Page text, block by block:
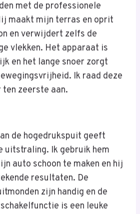
met de professionele
maakt mijn terras en oprit
en verwijdert zelfs de
vlekken. Het apparaat is
en het lange snoer zorgt
Ik raad deze
zeerste aan.
de hogedrukspuit geeft
uitstraling. Ik gebruik hem
auto schoon te maken en hij
resultaten. De
zijn handig en de
is een leuke